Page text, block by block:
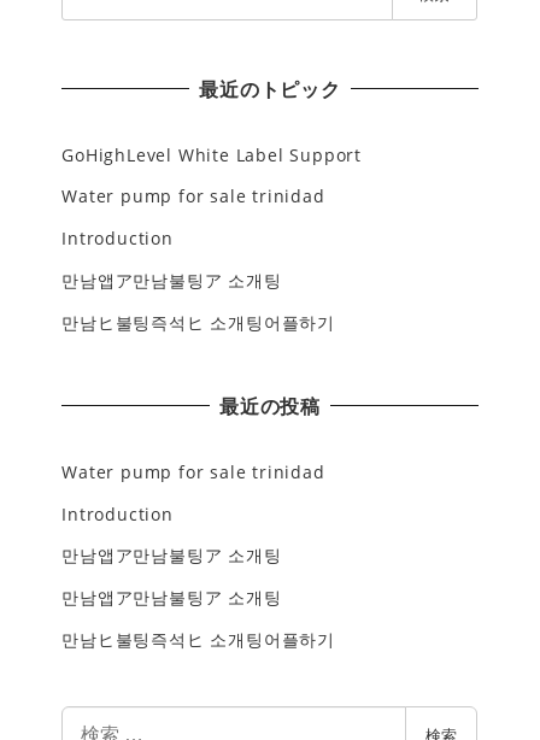
索
最近のトピック
GoHighLevel White Label Support
Water pump for sale trinidad
Introduction
만남앱ア만남불팅ア 소개팅
만남ヒ불팅즉석ヒ 소개팅어플하기
最近の投稿
Water pump for sale trinidad
Introduction
만남앱ア만남불팅ア 소개팅
만남앱ア만남불팅ア 소개팅
만남ヒ불팅즉석ヒ 소개팅어플하기
検索